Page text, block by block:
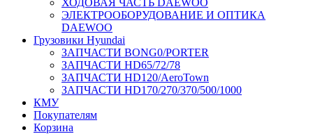
ЭЛЕКТРООБОРУДОВАНИЕ И ОПТИКА
DAEWOO
Грузовики Hyundai
ЗАПЧАСТИ BONG0/PORTER
ЗАПЧАСТИ HD65/72/78
ЗАПЧАСТИ HD120/AeroTown
ЗАПЧАСТИ HD170/270/370/500/1000
КМУ
Покупателям
Корзина